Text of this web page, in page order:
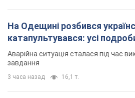
На Одещині розбився
катапультувався: усі
Аварійна ситуація сталася під час
завдання
3 часа назад 16,1 т.